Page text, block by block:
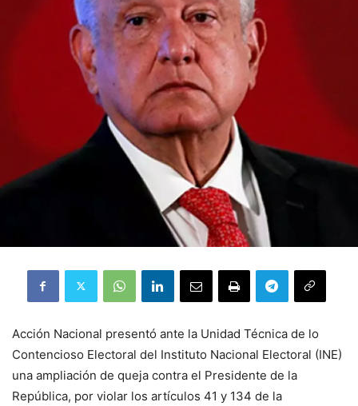
Acción Nacional presentó ante la Unidad Técnica de lo
Contencioso Electoral del Instituto Nacional Electoral (INE)
una ampliación de queja contra el Presidente de la
República, por violar los artículos 41 y 134 de la